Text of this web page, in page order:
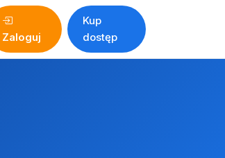
Zaloguj
Kup
dostęp